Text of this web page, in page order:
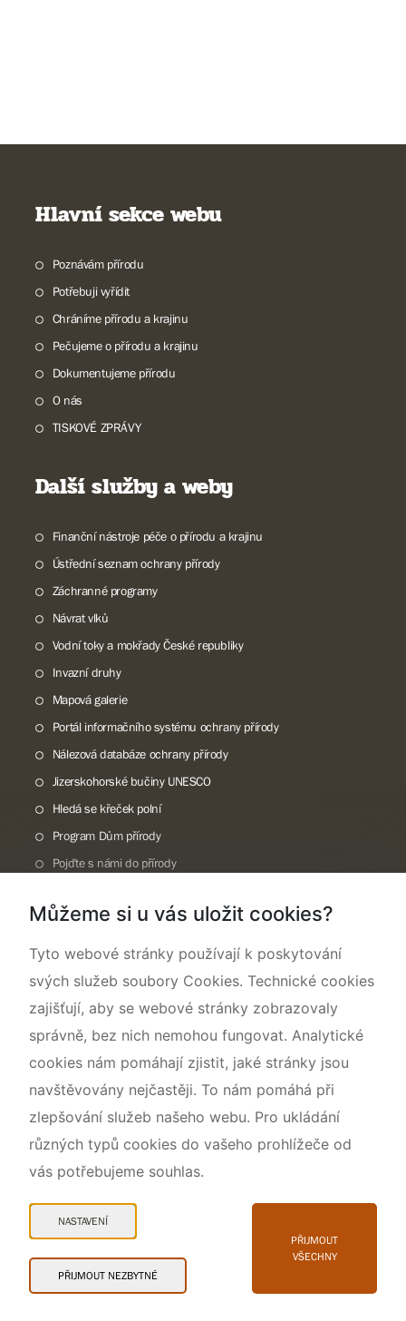
Hlavní sekce webu
Poznávám přírodu
Potřebuji vyřídit
Chráníme přírodu a krajinu
Pečujeme o přírodu a krajinu
Dokumentujeme přírodu
O nás
TISKOVÉ ZPRÁVY
Další služby a weby
Finanční nástroje péče o přírodu a krajinu
Ústřední seznam ochrany přírody
Záchranné programy
Návrat vlků
Vodní toky a mokřady České republiky
Invazní druhy
Mapová galerie
Portál informačního systému ochrany přírody
Nálezová databáze ochrany přírody
Jizerskohorské bučiny UNESCO
Hledá se křeček polní
Program Dům přírody
Pojďte s námi do přírody
Rok CHKO pod záštitou České komise pro UNESCO
Snadné čtení
© 2026 AOPK ČR
Můžeme si u vás uložit cookies?
Tyto webové stránky používají k poskytování
svých služeb soubory Cookies. Technické cookies
zajišťují, aby se webové stránky zobrazovaly
správně, bez nich nemohou fungovat. Analytické
cookies nám pomáhají zjistit, jaké stránky jsou
navštěvovány nejčastěji. To nám pomáhá při
zlepšování služeb našeho webu. Pro ukládání
různých typů cookies do vašeho prohlížeče od
vás potřebujeme souhlas.
NASTAVENÍ
PŘIJMOUT NEZBYTNÉ
PŘIJMOUT
VŠECHNY